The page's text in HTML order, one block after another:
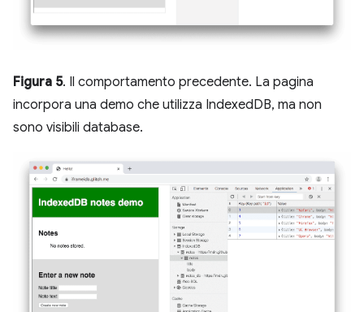
Figura 5. Il comportamento precedente. La pagina
incorpora una demo che utilizza IndexedDB, ma non
sono visibili database.